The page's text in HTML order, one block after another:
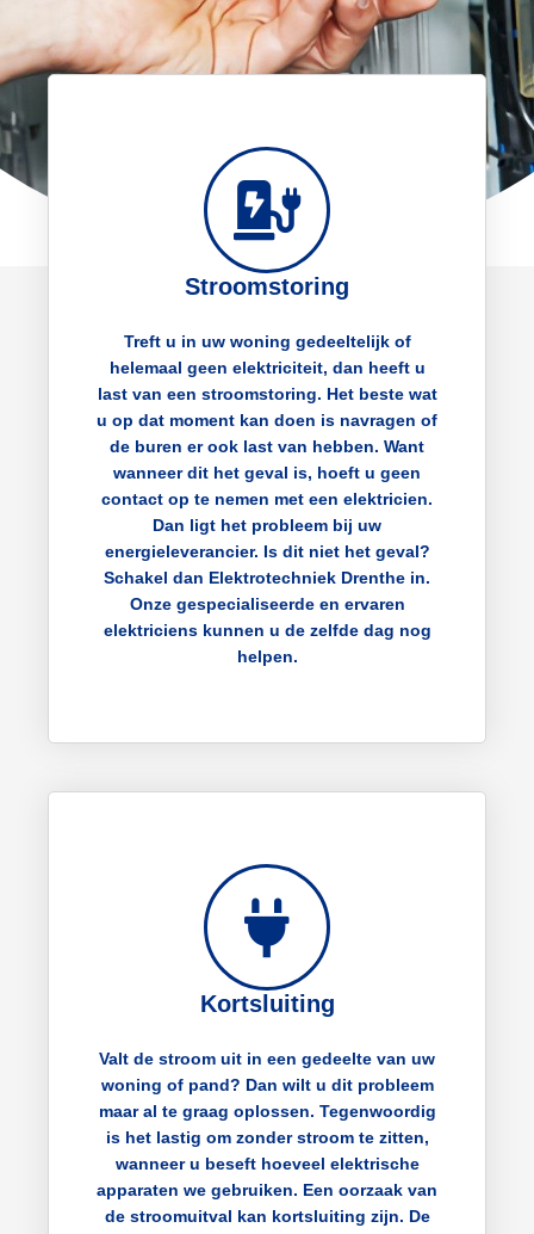
Stroomstoring
Treft u in uw woning gedeeltelijk of
helemaal geen elektriciteit, dan heeft u
last van een stroomstoring. Het beste wat
u op dat moment kan doen is navragen of
de buren er ook last van hebben. Want
wanneer dit het geval is, hoeft u geen
contact op te nemen met een elektricien.
Dan ligt het probleem bij uw
energieleverancier. Is dit niet het geval?
Schakel dan Elektrotechniek Drenthe in.
Onze gespecialiseerde en ervaren
elektriciens kunnen u de zelfde dag nog
helpen.
Kortsluiting
Valt de stroom uit in een gedeelte van uw
woning of pand? Dan wilt u dit probleem
maar al te graag oplossen. Tegenwoordig
is het lastig om zonder stroom te zitten,
wanneer u beseft hoeveel elektrische
apparaten we gebruiken. Een oorzaak van
de stroomuitval kan kortsluiting zijn. De